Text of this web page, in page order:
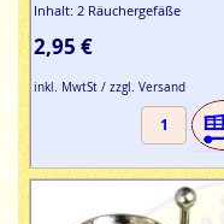
Inhalt: 2 Räuchergefäße
2,95 €
inkl. MwtSt / zzgl. Versand